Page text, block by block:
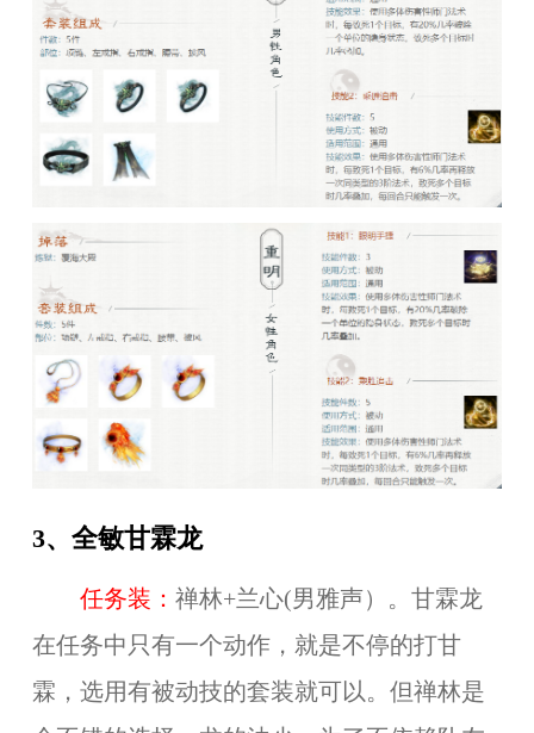
3、全敏甘霖龙
任务装： 禅林+兰心(男雅声）。甘霖龙
在任务中只有一个动作，就是不停的打甘
霖，选用有被动技的套装就可以。但禅林是